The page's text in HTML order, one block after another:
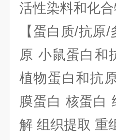
活性染料和化
【蛋白质/抗
原 小鼠蛋白和
植物蛋白和抗
膜蛋白 核蛋白
解 组织提取 重